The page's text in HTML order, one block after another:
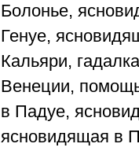
Болонье,
Генуе,
Кальяри,
Венеции,
в Падуе,
ясновидящая в